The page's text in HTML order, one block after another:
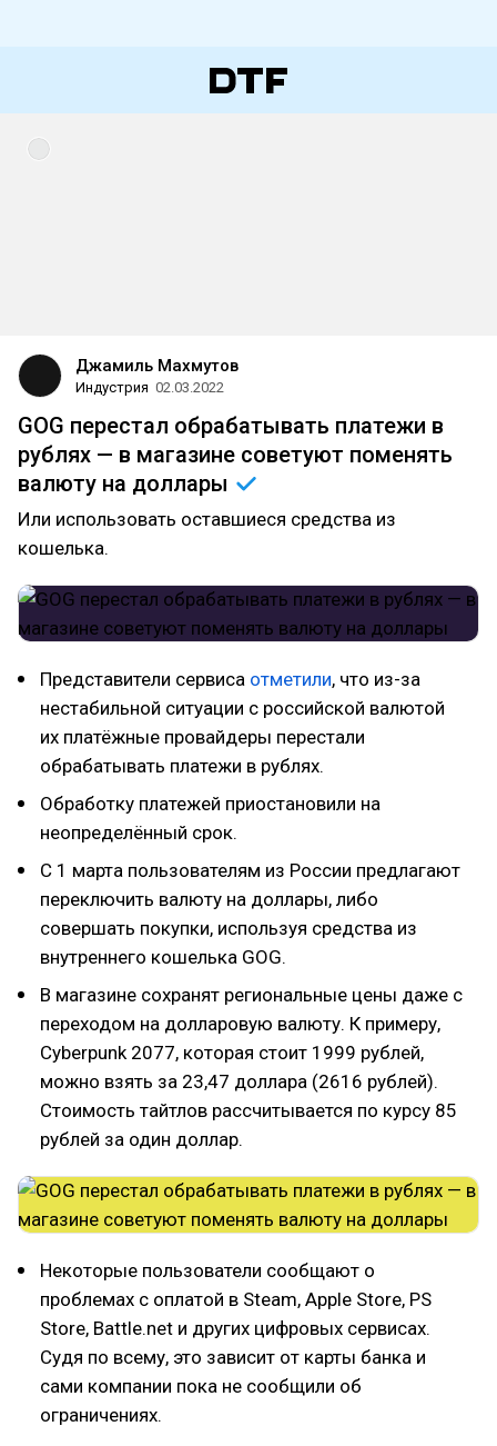
Джамиль Махмутов
Индустрия 02.03.2022
GOG перестал обрабатывать платежи в
рублях — в магазине советуют поменять
валюту на доллары
Или использовать оставшиеся средства из
кошелька.
Представители сервиса отметили, что из-за
нестабильной ситуации с российской валютой
их платёжные провайдеры перестали
обрабатывать платежи в рублях.
Обработку платежей приостановили на
неопределённый срок.
С 1 марта пользователям из России предлагают
переключить валюту на доллары, либо
совершать покупки, используя средства из
внутреннего кошелька GOG.
В магазине сохранят региональные цены даже с
переходом на долларовую валюту. К примеру,
Cyberpunk 2077, которая стоит 1999 рублей,
можно взять за 23,47 доллара (2616 рублей).
Стоимость тайтлов рассчитывается по курсу 85
рублей за один доллар.
Некоторые пользователи сообщают о
проблемах с оплатой в Steam, Apple Store, PS
Store, Battle.net и других цифровых сервисах.
Судя по всему, это зависит от карты банка и
сами компании пока не сообщили об
ограничениях.